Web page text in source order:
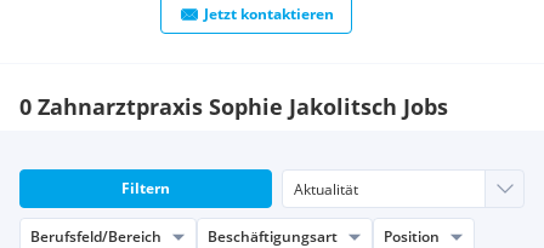
Jetzt kontaktieren
0 Zahnarztpraxis Sophie Jakolitsch Jobs
Filtern
Berufsfeld/Bereich Beschäftigungsart Position